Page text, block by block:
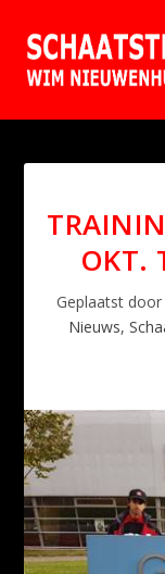
OKT.
Geplaatst door
Nieuws,